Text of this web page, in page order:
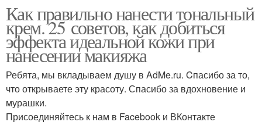
Как правильно нанести тональный
крем. 25 советов, как добиться
эффекта идеальной кожи при
нанесении макияжа
Ребята, мы вкладываем душу в AdMe.ru. Cпасибо за то,
что открываете эту красоту. Спасибо за вдохновение и
мурашки.
Присоединяйтесь к нам в Facebook и ВКонтакте